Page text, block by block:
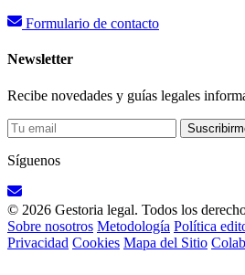
Formulario de contacto
Newsletter
Recibe novedades y guías legales
Síguenos
© 2026 Gestoria legal. Todos los
Sobre nosotros Metodología Política
Privacidad Cookies Mapa del Sitio